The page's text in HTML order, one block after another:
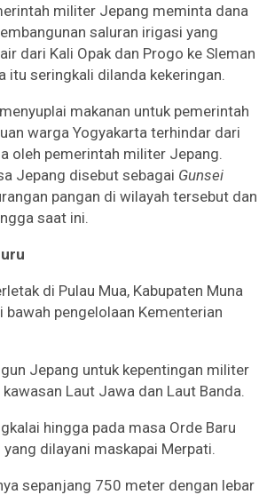
militer Jepang meminta dana
saluran irigasi yang
dari Kali Opak dan Progo ke Sleman
itu seringkali dilanda kekeringan.
makanan untuk pemerintah
warga Yogyakarta terhindar dari
oleh pemerintah militer Jepang.
Jepang disebut sebagai Gunsei
pangan di wilayah tersebut dan
saat ini.
di Pulau Mua, Kabupaten Muna
bawah pengelolaan Kementerian
Jepang untuk kepentingan militer
Laut Jawa dan Laut Banda.
hingga pada masa Orde Baru
dilayani maskapai Merpati.
sepanjang 750 meter dengan lebar